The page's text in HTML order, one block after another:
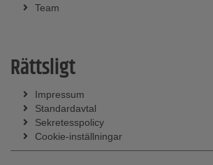
Team
Rättsligt
Impressum
Standardavtal
Sekretesspolicy
Cookie-inställningar